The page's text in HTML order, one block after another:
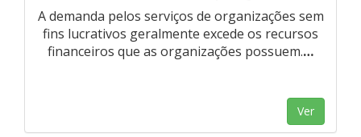
A demanda pelos serviços de organizações sem
fins lucrativos geralmente excede os recursos
financeiros que as organizações possuem.…
Ver